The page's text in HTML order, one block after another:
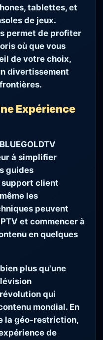
tablettes, et
de jeux.
permet de profiter
où que vous
de votre choix,
divertissement
Expérience
à simplifier
guides
client
les
peuvent
et commencer à
en quelques
plus qu'une
qui
mondial. En
la géo-restriction,
de